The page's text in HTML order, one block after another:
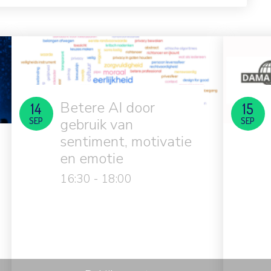
14
SEP
Betere AI door
gebruik van
sentiment, motivatie
en emotie
16:30 - 18:00
15
SEP